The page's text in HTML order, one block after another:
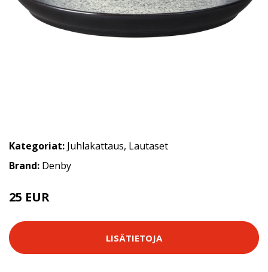
Kategoriat: Juhlakattaus, Lautaset
Brand: Denby
25 EUR
LISÄTIETOJA